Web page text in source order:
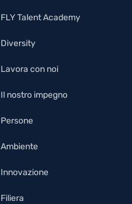
FLY Talent Academy
Diversity
Lavora con noi
Il nostro impegno
Persone
Ambiente
Innovazione
Filiera